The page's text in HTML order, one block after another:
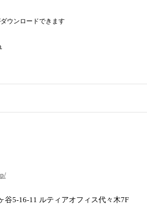
ウンロードできます
谷5-16-11 ルティアオフィス代々木7F